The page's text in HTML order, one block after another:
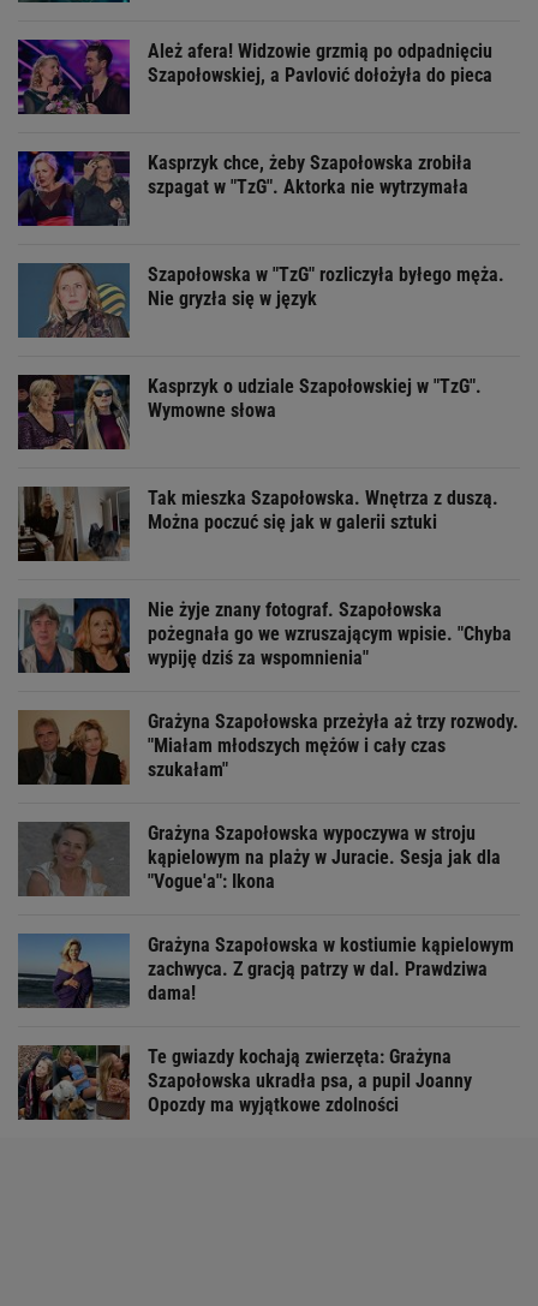
Ależ afera! Widzowie grzmią po odpadnięciu
Szapołowskiej, a Pavlović dołożyła do pieca
Kasprzyk chce, żeby Szapołowska zrobiła
szpagat w "TzG". Aktorka nie wytrzymała
Szapołowska w "TzG" rozliczyła byłego męża.
Nie gryzła się w język
Kasprzyk o udziale Szapołowskiej w "TzG".
Wymowne słowa
Tak mieszka Szapołowska. Wnętrza z duszą.
Można poczuć się jak w galerii sztuki
Nie żyje znany fotograf. Szapołowska
pożegnała go we wzruszającym wpisie. "Chyba
wypiję dziś za wspomnienia"
Grażyna Szapołowska przeżyła aż trzy rozwody.
"Miałam młodszych mężów i cały czas
szukałam"
Grażyna Szapołowska wypoczywa w stroju
kąpielowym na plaży w Juracie. Sesja jak dla
"Vogue'a": Ikona
Grażyna Szapołowska w kostiumie kąpielowym
zachwyca. Z gracją patrzy w dal. Prawdziwa
dama!
Te gwiazdy kochają zwierzęta: Grażyna
Szapołowska ukradła psa, a pupil Joanny
Opozdy ma wyjątkowe zdolności